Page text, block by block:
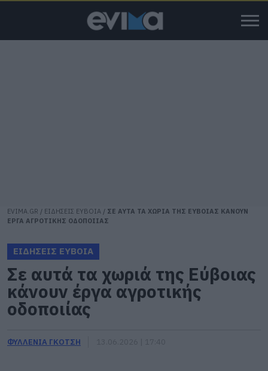
EVIMA.GR / ΕΙΔΗΣΕΙΣ ΕΥΒΟΙΑ / ΣΕ ΑΥΤΑ ΤΑ ΧΩΡΙΑ ΤΗΣ ΕΥΒΟΙΑΣ ΚΑΝΟΥΝ
ΕΡΓΑ ΑΓΡΟΤΙΚΗΣ ΟΔΟΠΟΙΙΑΣ
ΕΙΔΗΣΕΙΣ ΕΥΒΟΙΑ
Σε αυτά τα χωριά της Εύβοιας
κάνουν έργα αγροτικής
οδοποιίας
ΦΥΛΛΕΝΙΑ ΓΚΟΤΣΗ